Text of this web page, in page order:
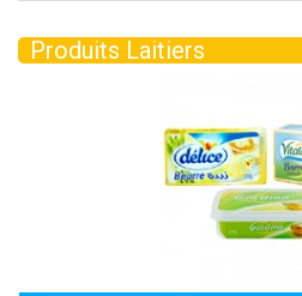
Produits Laitiers